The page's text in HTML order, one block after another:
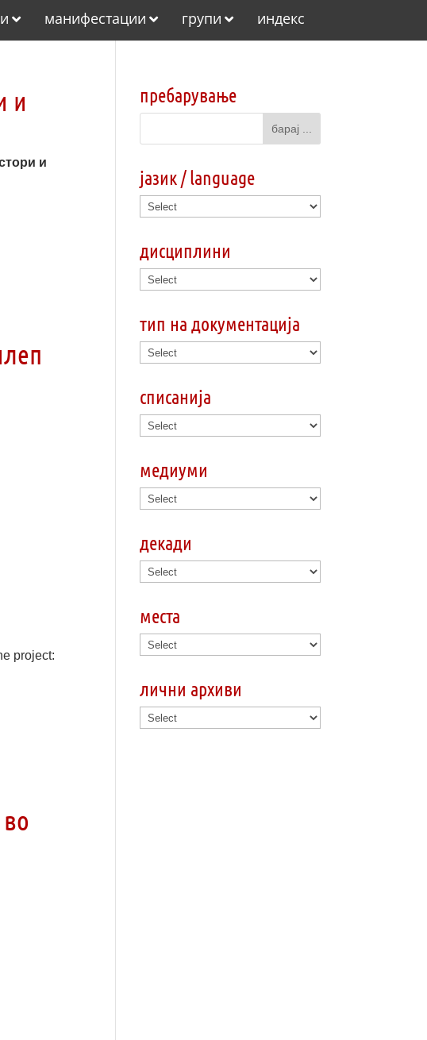
манифестации групи индекс
и
и
project:
пребарување
јазик / language
дисциплини
тип на документација
списанија
медиуми
декади
места
лични архиви